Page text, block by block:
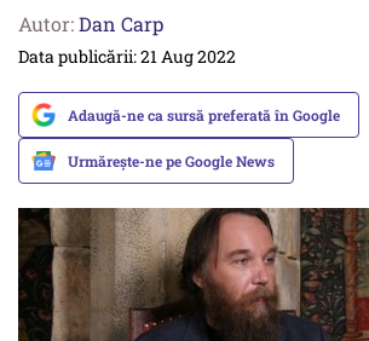
Autor:Dan Carp
Data publicării: 21 Aug 2022
Adaugă-ne ca sursă preferată în Google
Urmărește-ne pe Google News